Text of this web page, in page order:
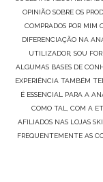
OPINIÃO SOBRE OS
COMPRADOS POR MIM
DIFERENCIAÇÃO NA
UTILIZADOR, SOU
ALGUMAS BASES DE
EXPERIÊNCIA TAMBÉM
É ESSENCIAL PARA A
COMO TAL, COM A
AFILIADOS NAS LOJAS
FREQUENTEMENTE AS